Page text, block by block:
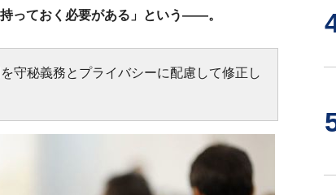
っておく必要がある」という――。
守秘義務とプライバシーに配慮して修正し